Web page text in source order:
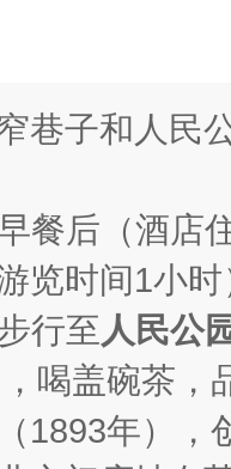
巷子和人民
餐后（酒店
游览时间1小
行至 人民公
喝盖碗茶，
1893年），